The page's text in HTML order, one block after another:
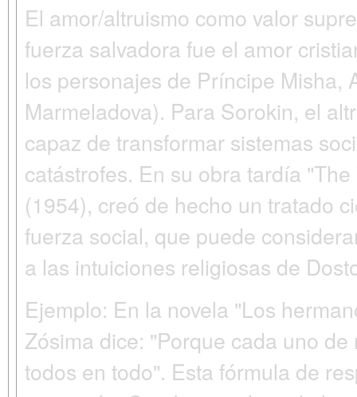
El amor/altruismo como valor
fuerza salvadora fue el amor
los personajes de Príncipe Misha,
Marmeladova). Para Sorokin, el
capaz de transformar sistemas
catástrofes. En su obra tardía
(1954), creó de hecho un tratado
fuerza social, que puede
a las intuiciones religiosas de
Ejemplo: En la novela "Los
Zósima dice: "Porque cada uno
todos en todo". Esta fórmula de